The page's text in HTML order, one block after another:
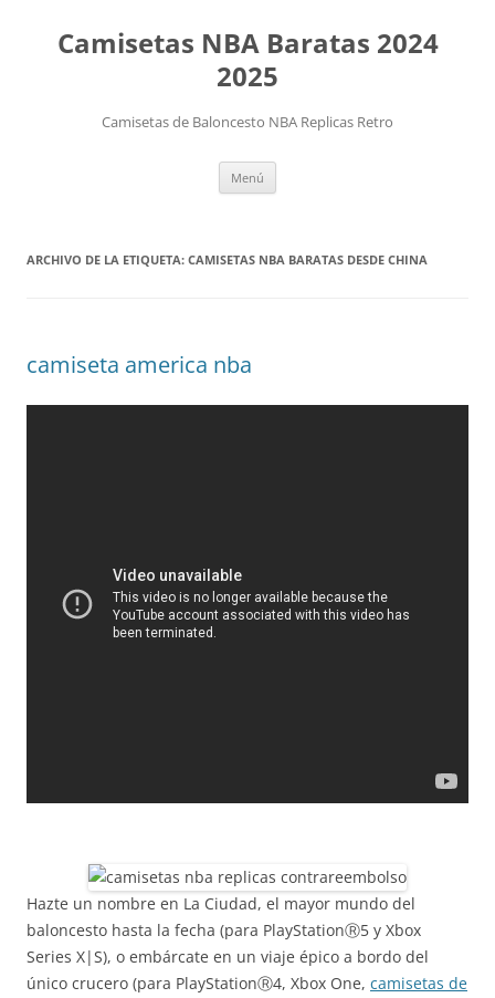
Camisetas NBA Baratas 2024
2025
Camisetas de Baloncesto NBA Replicas Retro
Menú
ARCHIVO DE LA ETIQUETA: CAMISETAS NBA BARATAS DESDE CHINA
camiseta america nba
Hazte un nombre en La Ciudad, el mayor mundo del
baloncesto hasta la fecha (para PlayStationⓇ5 y Xbox
Series X|S), o embárcate en un viaje épico a bordo del
único crucero (para PlayStationⓇ4, Xbox One, camisetas de